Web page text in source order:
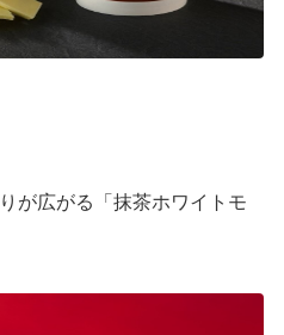
が広がる「抹茶ホワイトモ